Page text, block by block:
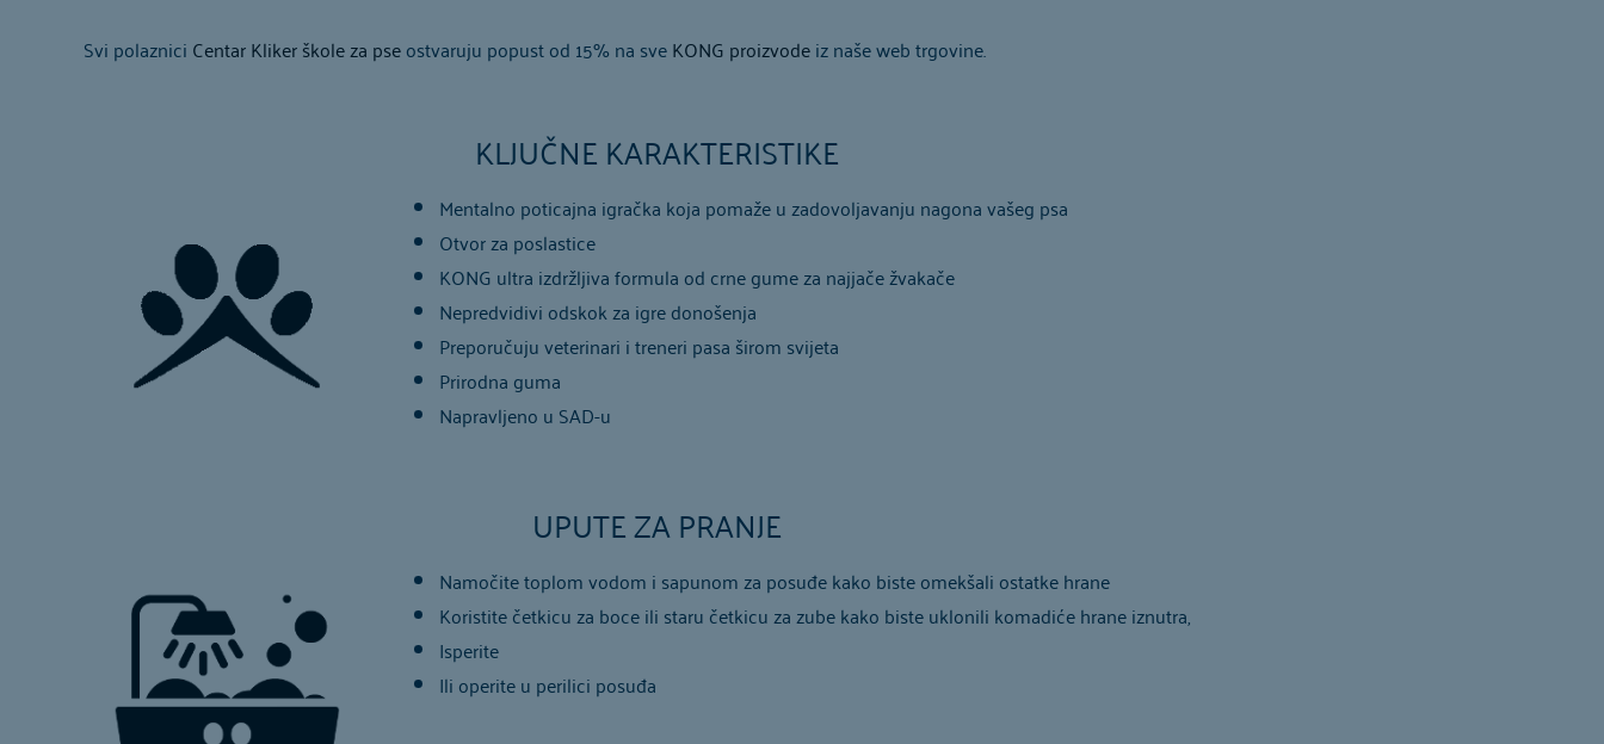
Svi polaznici Centar Kliker škole za pseostvaruju popust od 15% na sveKONG proizvodeiz naše web trgovine.
KLJUČNE KARAKTERISTIKE
Mentalno poticajna igračka koja pomaže u zadovoljavanju nagona vašeg psa
Otvor za poslastice
KONG ultra izdržljiva formula od crne gume za najjače žvakače
Nepredvidivi odskok za igre donošenja
Preporučuju veterinari i treneri pasa širom svijeta
Prirodna guma
Napravljeno u SAD-u
UPUTE ZA PRANJE
Namočite toplom vodom i sapunom za posuđe kako biste omekšali ostatke hrane
Koristite četkicu za boce ili staru četkicu za zube kako biste uklonili komadiće hrane iznutra,
Isperite
Ili operite u perilici posuđa